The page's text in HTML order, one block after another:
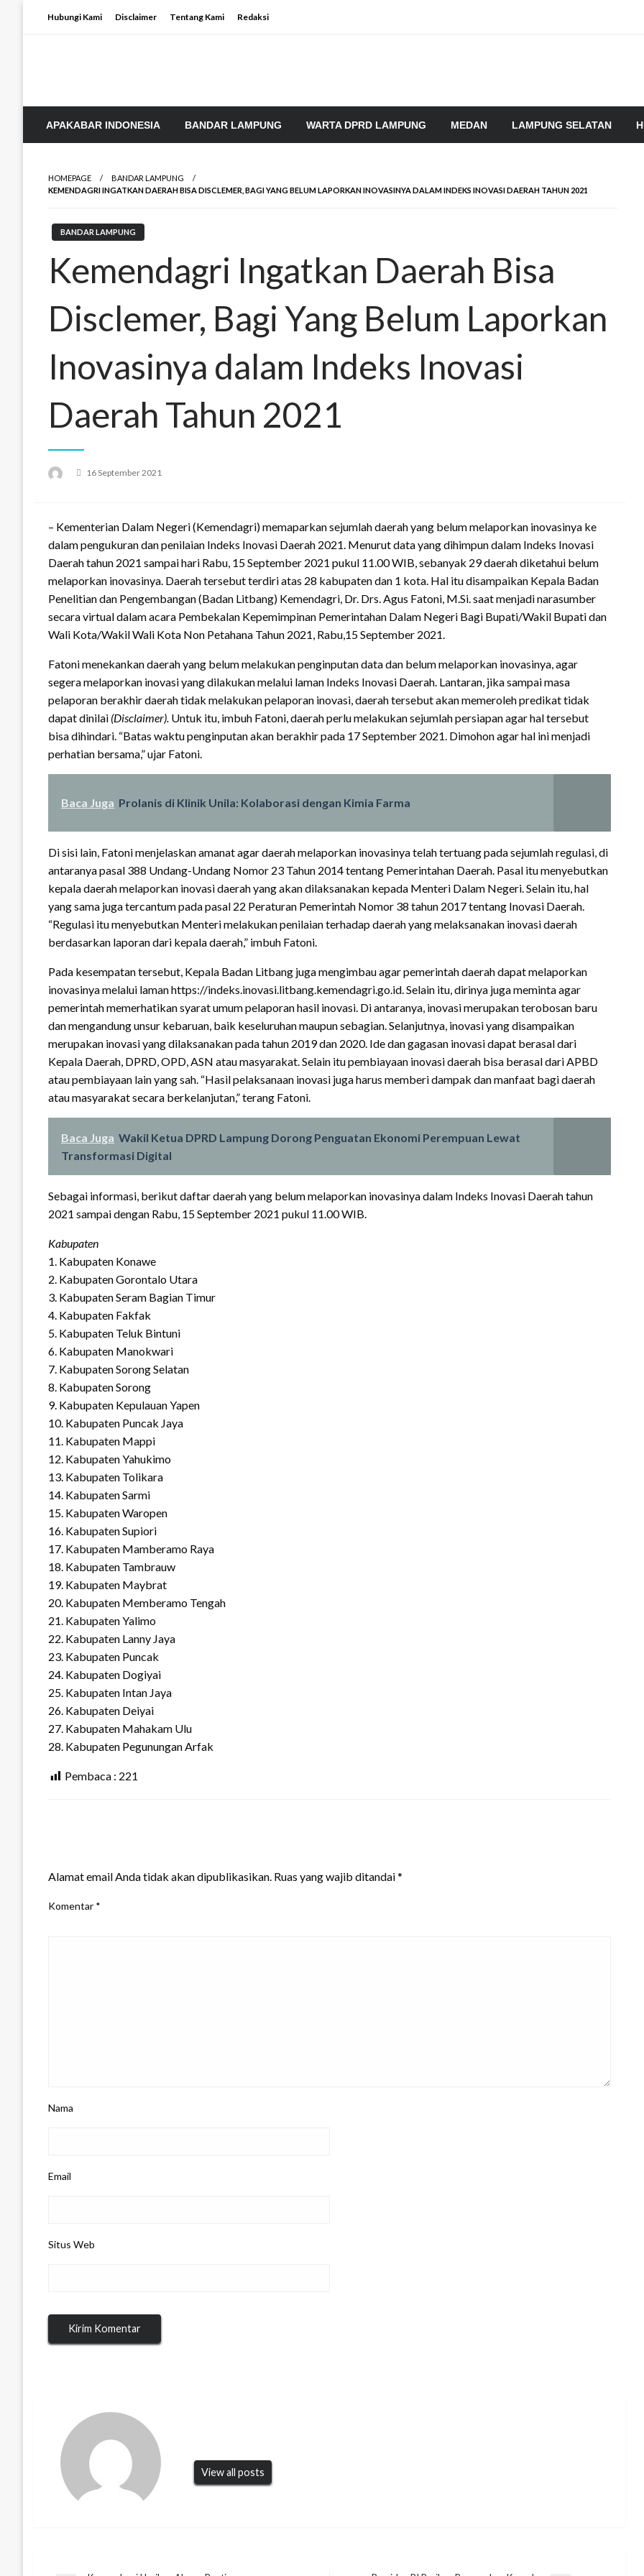
Hubungi Kami Disclaimer Tentang Kami Redaksi
APAKABAR INDONESIA BANDAR LAMPUNG WARTA DPRD LAMPUNG MEDAN LAMPUNG SELATAN
HOMEPAGE
BANDAR LAMPUNG
KEMENDAGRI INGATKAN DAERAH BISA DISCLEMER, BAGI YANG BELUM LAPORKAN INOVASINYA DALAM INDEKS INOVASI DAERAH TAHUN 2021
BANDAR LAMPUNG
Kemendagri Ingatkan Daerah Bisa
Disclemer, Bagi Yang Belum Laporkan
Inovasinya dalam Indeks Inovasi
Daerah Tahun 2021
Posted
16 September 2021
– Kementerian Dalam Negeri (Kemendagri) memaparkan sejumlah daerah yang belum melaporkan inovasinya ke
dalam pengukuran dan penilaian Indeks Inovasi Daerah 2021. Menurut data yang dihimpun dalam Indeks Inovasi
Daerah tahun 2021 sampai hari Rabu, 15 September 2021 pukul 11.00 WIB, sebanyak 29 daerah diketahui belum
melaporkan inovasinya. Daerah tersebut terdiri atas 28 kabupaten dan 1 kota. Hal itu disampaikan Kepala Badan
Penelitian dan Pengembangan (Badan Litbang) Kemendagri, Dr. Drs. Agus Fatoni, M.Si. saat menjadi narasumber
secara virtual dalam acara Pembekalan Kepemimpinan Pemerintahan Dalam Negeri Bagi Bupati/Wakil Bupati dan
Wali Kota/Wakil Wali Kota Non Petahana Tahun 2021, Rabu,15 September 2021.
Fatoni menekankan daerah yang belum melakukan penginputan data dan belum melaporkan inovasinya, agar
segera melaporkan inovasi yang dilakukan melalui laman Indeks Inovasi Daerah. Lantaran, jika sampai masa
pelaporan berakhir daerah tidak melakukan pelaporan inovasi, daerah tersebut akan memeroleh predikat tidak
dapat dinilai (Disclaimer). Untuk itu, imbuh Fatoni, daerah perlu melakukan sejumlah persiapan agar hal tersebut
bisa dihindari. “Batas waktu penginputan akan berakhir pada 17 September 2021. Dimohon agar hal ini menjadi
perhatian bersama,” ujar Fatoni.
Baca Juga Prolanis di Klinik Unila: Kolaborasi dengan Kimia Farma
Di sisi lain, Fatoni menjelaskan amanat agar daerah melaporkan inovasinya telah tertuang pada sejumlah regulasi, di
antaranya pasal 388 Undang-Undang Nomor 23 Tahun 2014 tentang Pemerintahan Daerah. Pasal itu menyebutkan
kepala daerah melaporkan inovasi daerah yang akan dilaksanakan kepada Menteri Dalam Negeri. Selain itu, hal
yang sama juga tercantum pada pasal 22 Peraturan Pemerintah Nomor 38 tahun 2017 tentang Inovasi Daerah.
“Regulasi itu menyebutkan Menteri melakukan penilaian terhadap daerah yang melaksanakan inovasi daerah
berdasarkan laporan dari kepala daerah,” imbuh Fatoni.
Pada kesempatan tersebut, Kepala Badan Litbang juga mengimbau agar pemerintah daerah dapat melaporkan
inovasinya melalui laman https://indeks.inovasi.litbang.kemendagri.go.id. Selain itu, dirinya juga meminta agar
pemerintah memerhatikan syarat umum pelaporan hasil inovasi. Di antaranya, inovasi merupakan terobosan baru
dan mengandung unsur kebaruan, baik keseluruhan maupun sebagian. Selanjutnya, inovasi yang disampaikan
merupakan inovasi yang dilaksanakan pada tahun 2019 dan 2020. Ide dan gagasan inovasi dapat berasal dari
Kepala Daerah, DPRD, OPD, ASN atau masyarakat. Selain itu pembiayaan inovasi daerah bisa berasal dari APBD
atau pembiayaan lain yang sah. “Hasil pelaksanaan inovasi juga harus memberi dampak dan manfaat bagi daerah
atau masyarakat secara berkelanjutan,” terang Fatoni.
Baca Juga Wakil Ketua DPRD Lampung Dorong Penguatan Ekonomi Perempuan Lewat
Transformasi Digital
Sebagai informasi, berikut daftar daerah yang belum melaporkan inovasinya dalam Indeks Inovasi Daerah tahun
2021 sampai dengan Rabu, 15 September 2021 pukul 11.00 WIB.
Kabupaten
1. Kabupaten Konawe
2. Kabupaten Gorontalo Utara
3. Kabupaten Seram Bagian Timur
4. Kabupaten Fakfak
5. Kabupaten Teluk Bintuni
6. Kabupaten Manokwari
7. Kabupaten Sorong Selatan
8. Kabupaten Sorong
9. Kabupaten Kepulauan Yapen
10. Kabupaten Puncak Jaya
11. Kabupaten Mappi
12. Kabupaten Yahukimo
13. Kabupaten Tolikara
14. Kabupaten Sarmi
15. Kabupaten Waropen
16. Kabupaten Supiori
17. Kabupaten Mamberamo Raya
18. Kabupaten Tambrauw
19. Kabupaten Maybrat
20. Kabupaten Memberamo Tengah
21. Kabupaten Yalimo
22. Kabupaten Lanny Jaya
23. Kabupaten Puncak
24. Kabupaten Dogiyai
25. Kabupaten Intan Jaya
26. Kabupaten Deiyai
27. Kabupaten Mahakam Ulu
28. Kabupaten Pegunungan Arfak
Pembaca : 221
Alamat email Anda tidak akan dipublikasikan. Ruas yang wajib ditandai*
Komentar *
Nama
Email
Situs Web
View all posts